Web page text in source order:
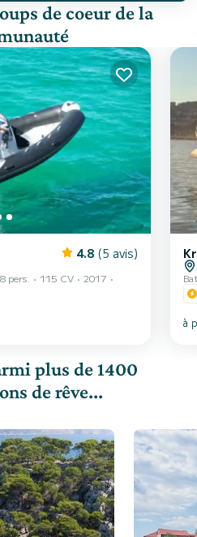
de coeur de la
4.8 (5 avis)
8 pers. 115 CV
2017
à
plus de 1400
de rêve...